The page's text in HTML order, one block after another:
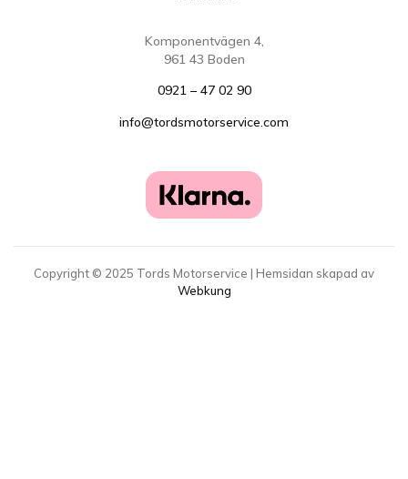
Komponentvägen 4,
961 43 Boden
0921 – 47 02 90
info@tordsmotorservice.com
Copyright © 2025 Tords Motorservice | Hemsidan skapad av
Webkung